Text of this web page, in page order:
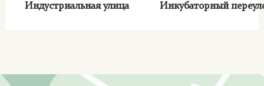
Индустриальная улица Инкубаторный